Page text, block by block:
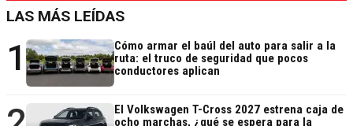
LAS MÁS LEÍDAS
1
Cómo armar el baúl del auto para salir a la
ruta: el truco de seguridad que pocos
conductores aplican
El Volkswagen T-Cross 2027 estrena caja de
ocho marchas, ¿qué se espera para la